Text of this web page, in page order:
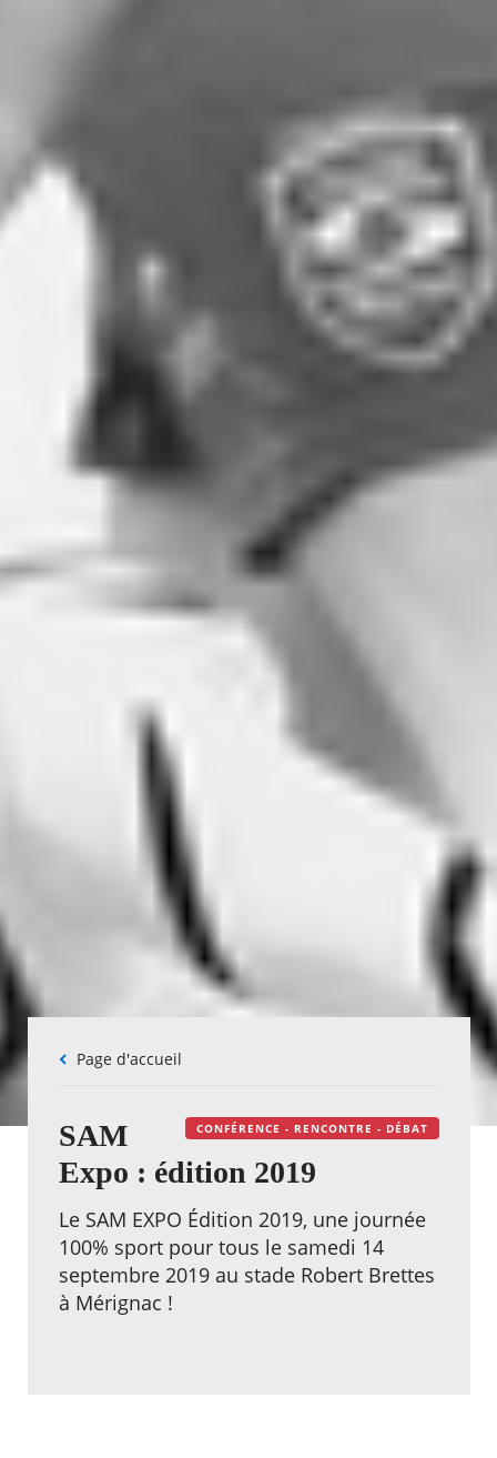
Fil
Page d'accueil
CONFÉRENCE - RENCONTRE - DÉBAT
SAM
Expo : édition 2019
Le SAM EXPO Édition 2019, une journée
100% sport pour tous le samedi 14
septembre 2019 au stade Robert Brettes
à Mérignac !